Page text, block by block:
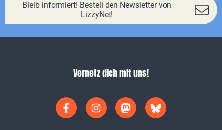
Bleib informiert! Bestell den Newsletter von
LizzyNet!
Vernetz dich mit uns!